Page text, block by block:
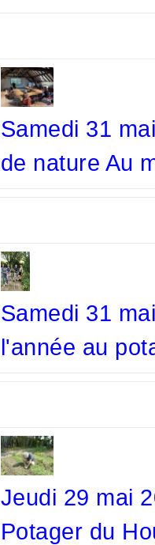
Samedi 31
de nature Au
Samedi 31
l'année au
Jeudi 29 mai
Potager du